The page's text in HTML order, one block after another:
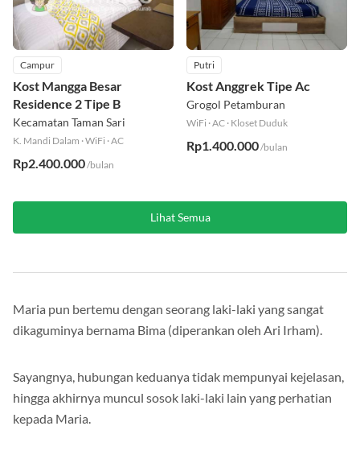
Campur
Kost Mangga Besar
Residence 2 Tipe B
Kecamatan Taman Sari
K. Mandi Dalam ·WiFi ·AC
Rp2.400.000/bulan
Putri
Kost Anggrek Tipe Ac
Grogol Petamburan
WiFi ·AC · Kloset Duduk
Rp1.400.000/bulan
Lihat Semua
Maria pun bertemu dengan seorang laki-laki yang sangat
dikaguminya bernama Bima (diperankan oleh Ari Irham).
Sayangnya, hubungan keduanya tidak mempunyai kejelasan,
hingga akhirnya muncul sosok laki-laki lain yang perhatian
kepada Maria.